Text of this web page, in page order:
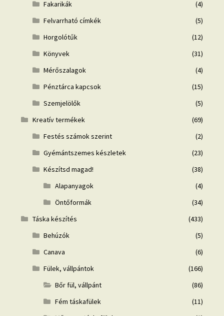
Fakarikák
(4)
Felvarrható címkék
(5)
Horgolótűk
(12)
Könyvek
(31)
Mérőszalagok
(4)
Pénztárca kapcsok
(15)
Szemjelölők
(5)
Kreatív termékek
(69)
Festés számok szerint
(2)
Gyémántszemes készletek
(23)
Készítsd magad!
(38)
Alapanyagok
(4)
Öntőformák
(34)
Táska készítés
(433)
Behúzók
(5)
Canava
(6)
Fülek, vállpántok
(166)
Bőr fül, vállpánt
(86)
Fém táskafülek
(11)